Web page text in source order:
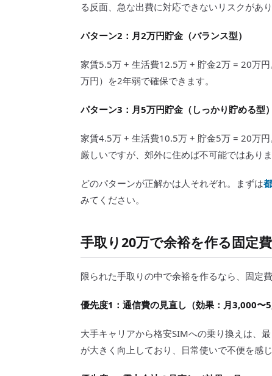
る反面、急な出費に対応できないリスクがあり
パターン2：月2万円貯金（バランス型）
家賃5.5万 + 生活費12.5万 + 貯金2万 = 20万
万円）を2年弱で確保できます。
パターン3：月5万円貯金（しっかり貯める型）
家賃4.5万 + 生活費10.5万 + 貯金5万 = 20万
厳しいですが、郊外に住めば不可能ではありま
どのパターンが正解かは人それぞれ。まずは
みてください。
手取り20万で余裕を作る固定
限られた手取りの中で余裕を作るなら、固定
優先度1：通信費の見直し（効果：月3,000〜
大手キャリアから格安SIMへの乗り換えは、
が大きく向上しており、日常使いで不便を感